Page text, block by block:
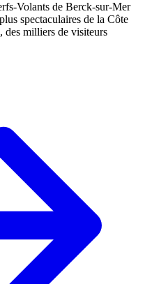
Volants de Berck-sur-Mer
spectaculaires de la Côte
des milliers de visiteurs